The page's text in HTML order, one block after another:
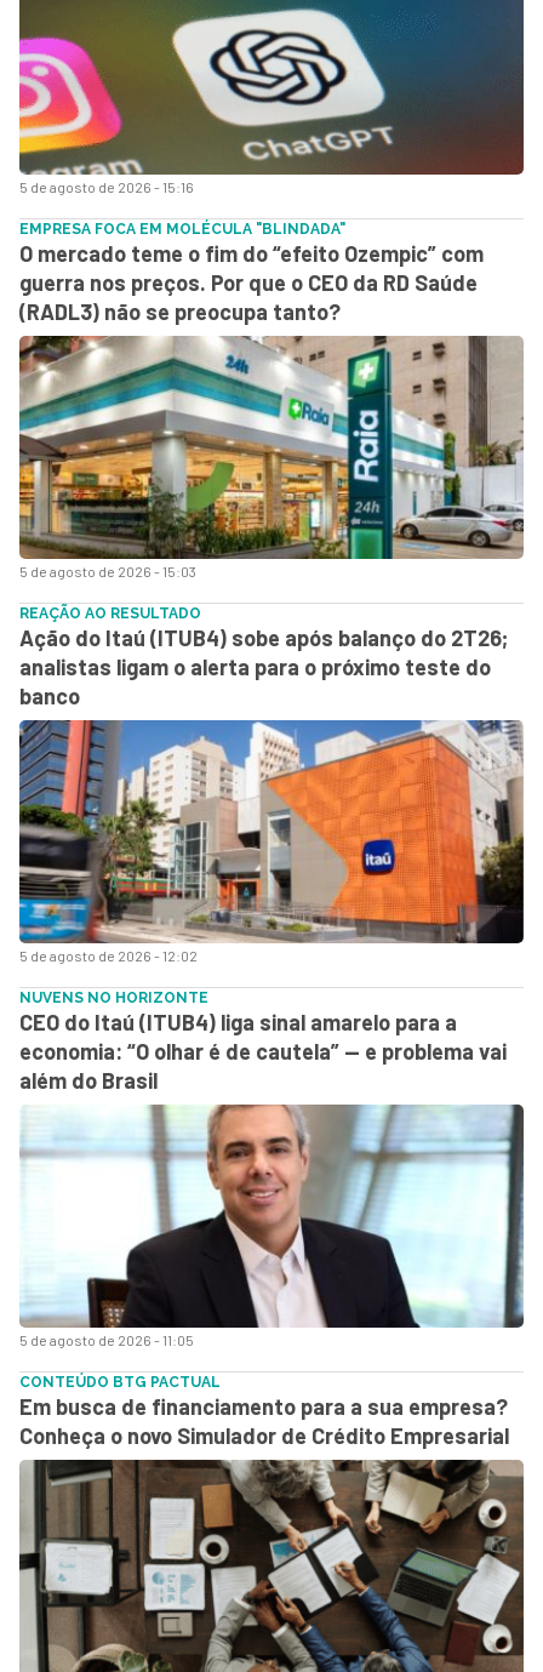
5 de agosto de 2026 - 15:16
5 de agosto de 2026 - 15:03
EMPRESA FOCA EM MOLÉCULA "BLINDADA"
O mercado teme o fim do “efeito Ozempic” com
guerra nos preços. Por que o CEO da RD Saúde
(RADL3) não se preocupa tanto?
5 de agosto de 2026 - 12:02
REAÇÃO AO RESULTADO
Ação do Itaú (ITUB4) sobe após balanço do 2T26;
analistas ligam o alerta para o próximo teste do
banco
5 de agosto de 2026 - 11:05
NUVENS NO HORIZONTE
CEO do Itaú (ITUB4) liga sinal amarelo para a
economia: “O olhar é de cautela” — e problema vai
além do Brasil
CONTEÚDO BTG PACTUAL
Em busca de financiamento para a sua empresa?
Conheça o novo Simulador de Crédito Empresarial